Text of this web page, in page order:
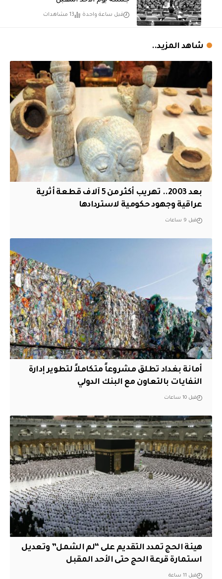
قبل ساعة واحدة 13 مشاهدات
شاهد المزيد..
بعد 2003.. تهريب أكثر من 5 آلاف قطعة أثرية
عراقية وجهود حكومية لاستردادها
قبل 9 ساعات
أمانة بغداد تطلق مشروعاً متكاملاً لتطوير إدارة
النفايات بالتعاون مع البنك الدولي
قبل 10 ساعات
هيئة الحج تمدد التقديم على “لم الشمل” وتعديل
استمارة قرعة الحج حتى الأحد المقبل
قبل 11 ساعة